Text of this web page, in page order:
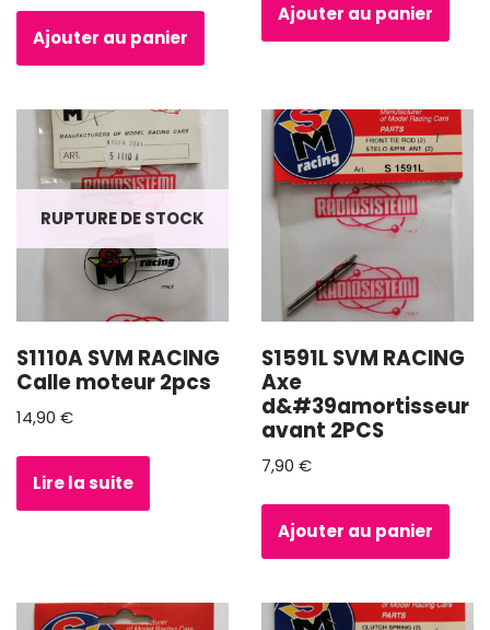
Ajouter au panier
Ajouter au panier
RUPTURE DE STOCK
S1110A SVM RACING
Calle moteur 2pcs
14,90 €
Lire la suite
S1591L SVM RACING
Axe
d&#39amortisseur
avant 2PCS
7,90 €
Ajouter au panier